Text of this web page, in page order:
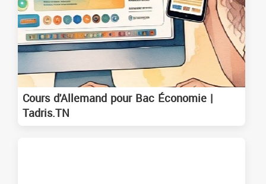
Cours d'Allemand pour Bac Économie |
Tadris.TN